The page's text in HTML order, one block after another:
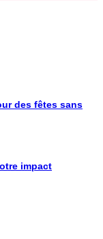
des fêtes sans
impact